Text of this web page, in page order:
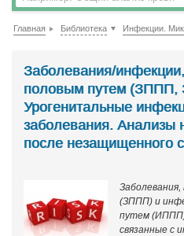
Главная Библиотека Инфекции.
Заболевания/
половым путем
Урогенитальные
заболевания.
после незащищенного
(ЗППП) и
путем (ИППП)
связанные с